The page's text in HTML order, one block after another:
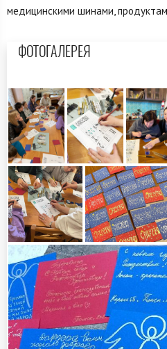
медицинскими шинами,
ФОТОГАЛЕРЕЯ